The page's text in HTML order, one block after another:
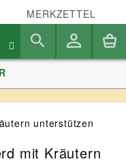
MERKZETTEL
mit Kräutern